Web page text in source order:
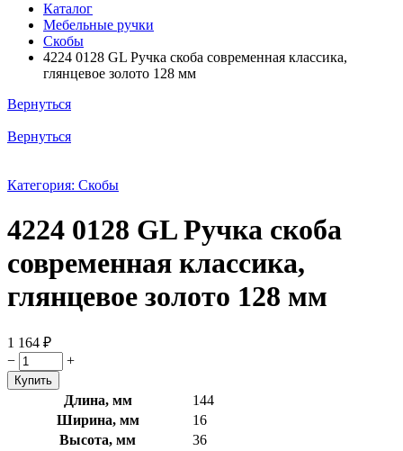
Каталог
Мебельные ручки
Скобы
4224 0128 GL Ручка скоба современная классика,
глянцевое золото 128 мм
Вернуться
Вернуться
Категория: Скобы
4224 0128 GL Ручка скоба
современная классика,
глянцевое золото 128 мм
1 164 ₽
−
+
Длина, мм
144
Ширина, мм
16
Высота, мм
36